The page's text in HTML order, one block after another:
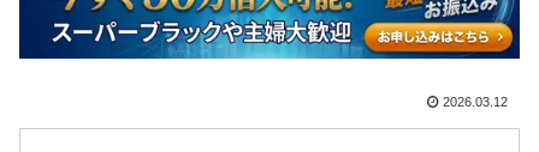
2026.03.12